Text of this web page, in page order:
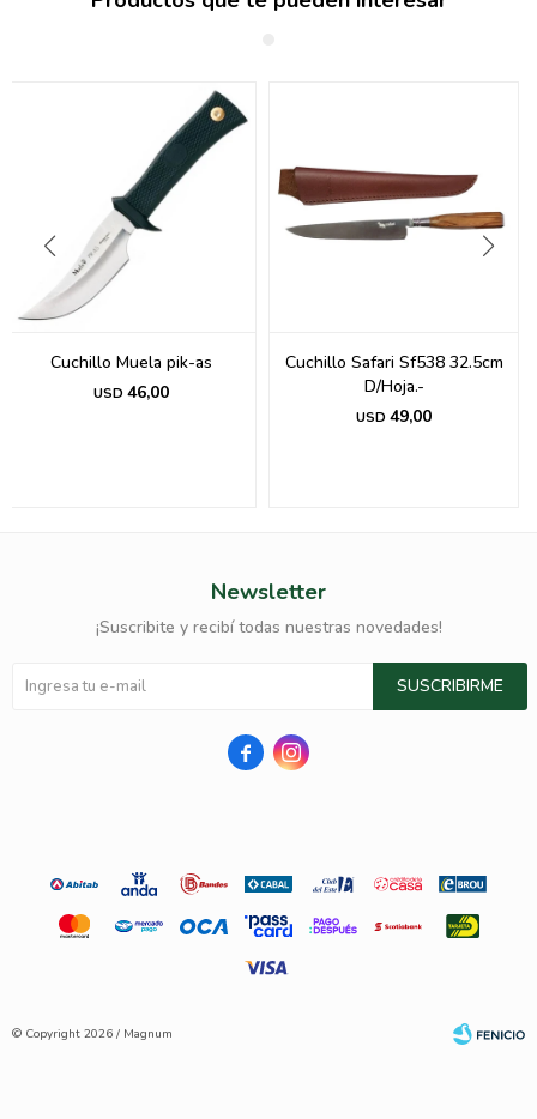
Cuchillo Muela pik-as
USD 46,00
Cuchillo Safari Sf538 32.5cm
D/Hoja.-
USD 49,00
Newsletter
¡Suscribite y recibí todas nuestras novedades!
SUSCRIBIRME
 
© Copyright 2026 / Magnum